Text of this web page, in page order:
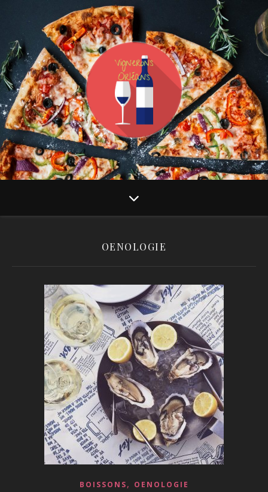
OENOLOGIE
BOISSONS, OENOLOGIE